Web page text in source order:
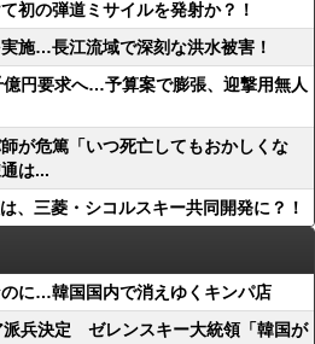
初の弾道ミサイルを発射か？！
施…長江流域で深刻な洪水被害！
円要求へ…予算案で膨張、迎撃用無人
が危篤「いつ死亡してもおかしくな
は...
、三菱・シコルスキー共同開発に？！
のに…韓国国内で消えゆくキンパ店
派兵決定 ゼレンスキー大統領「韓国が